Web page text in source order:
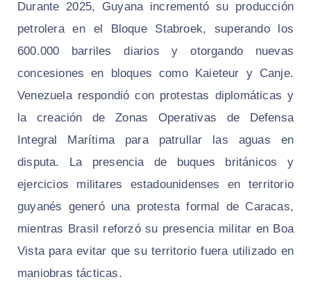
Durante 2025, Guyana incrementó su producción
petrolera en el Bloque Stabroek, superando los
600.000 barriles diarios y otorgando nuevas
concesiones en bloques como Kaieteur y Canje.
Venezuela respondió con protestas diplomáticas y
la creación de Zonas Operativas de Defensa
Integral Marítima para patrullar las aguas en
disputa. La presencia de buques británicos y
ejercicios militares estadounidenses en territorio
guyanés generó una protesta formal de Caracas,
mientras Brasil reforzó su presencia militar en Boa
Vista para evitar que su territorio fuera utilizado en
maniobras tácticas.